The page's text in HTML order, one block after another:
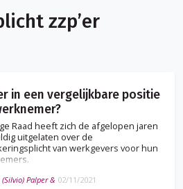
zzp’er
in een vergelijkbare positie
Raad heeft zich de afgelopen jaren
uitgelaten over de
van werkgevers voor hun
(Silvio) Palper & 02/11/2021